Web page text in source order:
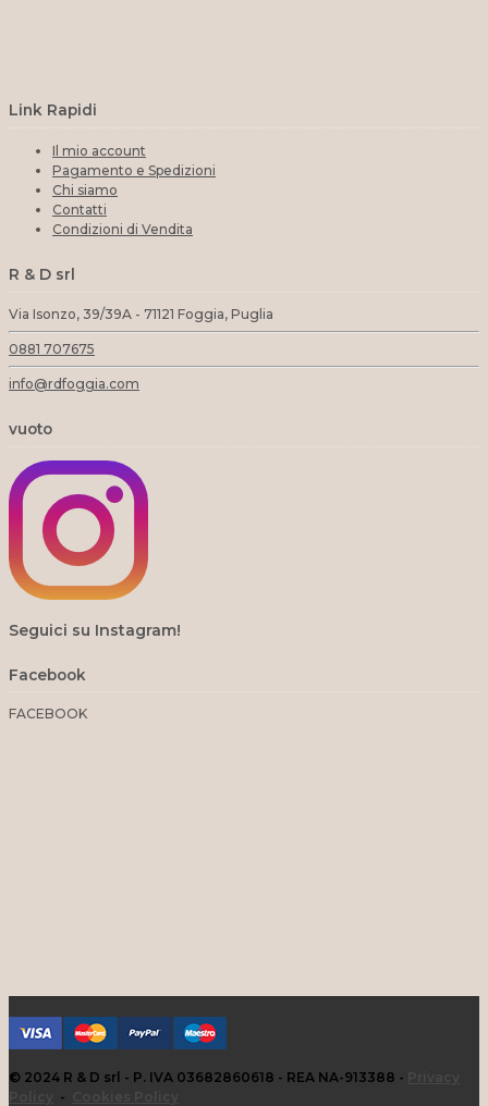
Link Rapidi
Il mio account
Pagamento e Spedizioni
Chi siamo
Contatti
Condizioni di Vendita
R & D srl
Via Isonzo, 39/39A - 71121 Foggia, Puglia
0881 707675
info@rdfoggia.com
vuoto
Seguici su Instagram!
Facebook
FACEBOOK
© 2024 R & D srl - P. IVA 03682860618 - REA NA-913388 -
-